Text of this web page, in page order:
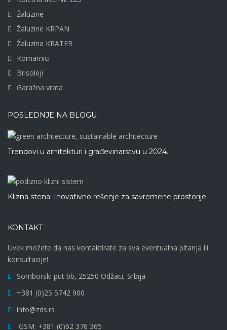
Žaluzine
Žaluzine KRPAN
Žaluzina KRATER
Komarnici
Brisoleji
Garažna vrata
POSLEDNJE NA BLOGU
Trendovi u arhitekturi i građevinarstvu u 2024.
Klizna stena: Inovativno rešenje za savremene prostorije
KONTAKT
Uvek možete da nas kontaktirate za sva eventualna pitanja ili
konsultacije!
Somborski put bb, 25250 Odžaci, Srbija
+381 (0)25 5742 900
info@zds.rs
GSM: +381 (0)62 376 365